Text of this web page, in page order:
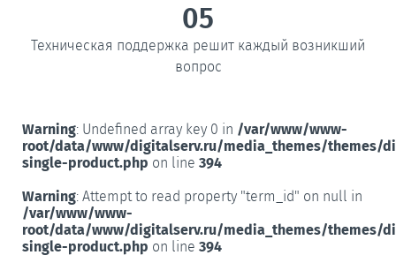
05
Техническая поддержка решит каждый возникший
вопрос
Warning: Undefined array key 0 in /var/www/www-
root/data/www/digitalserv.ru/media_themes/themes/
single-product.php on line 394
Warning: Attempt to read property "term_id" on null in
/var/www/www-
root/data/www/digitalserv.ru/media_themes/themes/
single-product.php on line 394